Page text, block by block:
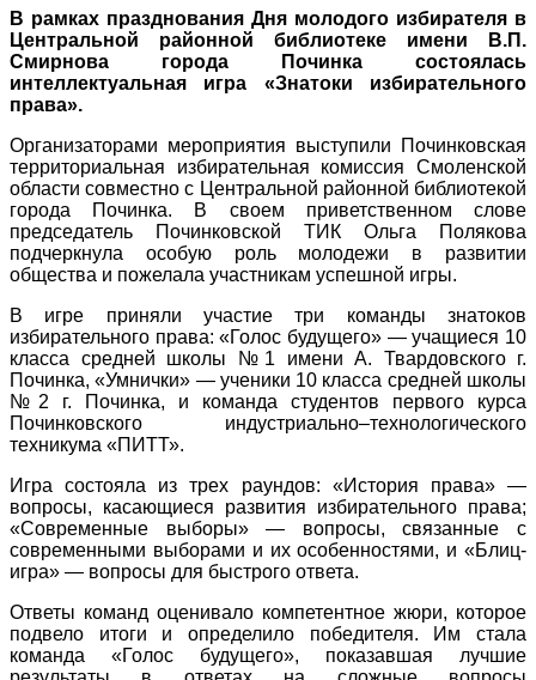
В рамках празднования Дня молодого избирателя в
Центральной районной библиотеке имени В.П.
Смирнова города Починка состоялась
интеллектуальная игра «Знатоки избирательного
права».
Организаторами мероприятия выступили Починковская
территориальная избирательная комиссия Смоленской
области совместно с Центральной районной библиотекой
города Починка. В своем приветственном слове
председатель Починковской ТИК Ольга Полякова
подчеркнула особую роль молодежи в развитии
общества и пожелала участникам успешной игры.
В игре приняли участие три команды знатоков
избирательного права: «Голос будущего» — учащиеся 10
класса средней школы №1 имени А. Твардовского г.
Починка, «Умнички» — ученики 10 класса средней школы
№2 г. Починка, и команда студентов первого курса
Починковского индустриально–технологического
техникума «ПИТТ».
Игра состояла из трех раундов: «История права» —
вопросы, касающиеся развития избирательного права;
«Современные выборы» — вопросы, связанные с
современными выборами и их особенностями, и «Блиц-
игра» — вопросы для быстрого ответа.
Ответы команд оценивало компетентное жюри, которое
подвело итоги и определило победителя. Им стала
команда «Голос будущего», показавшая лучшие